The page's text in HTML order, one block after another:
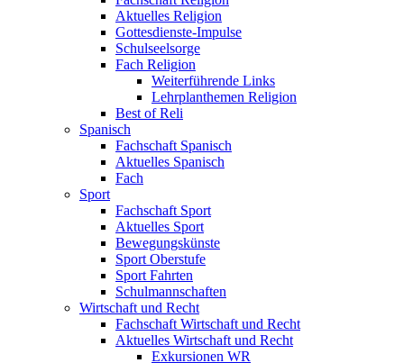
Aktuelles Religion
Gottesdienste-Impulse
Schulseelsorge
Fach Religion
Weiterführende Links
Lehrplanthemen Religion
Best of Reli
Spanisch
Fachschaft Spanisch
Aktuelles Spanisch
Fach
Sport
Fachschaft Sport
Aktuelles Sport
Bewegungskünste
Sport Oberstufe
Sport Fahrten
Schulmannschaften
Wirtschaft und Recht
Fachschaft Wirtschaft und Recht
Aktuelles Wirtschaft und Recht
Exkursionen WR